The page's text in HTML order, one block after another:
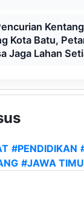
Kota Batu,
Jaga Lahan
#PENDIDIKAN
#JAWA